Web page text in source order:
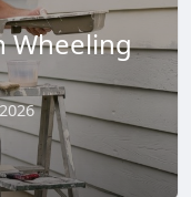
Wheeling